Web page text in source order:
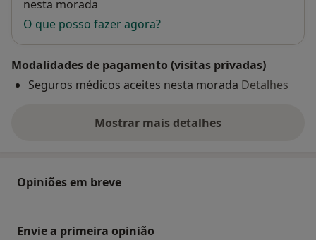
nesta morada
O que posso fazer agora?
Modalidades de pagamento (visitas privadas)
Seguros médicos aceites nesta morada Detalhes
Mostrar mais detalhes
sobre o endereço
Opiniões em breve
Envie a primeira opinião